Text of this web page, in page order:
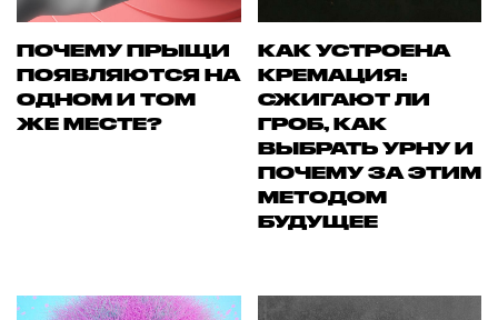
ПОЧЕМУ ПРЫЩИ
ПОЯВЛЯЮТСЯ НА
ОДНОМ И ТОМ
ЖЕ МЕСТЕ?
КАК УСТРОЕНА
КРЕМАЦИЯ:
СЖИГАЮТ ЛИ
ГРОБ, КАК
ВЫБРАТЬ УРНУ И
ПОЧЕМУ ЗА ЭТИМ
МЕТОДОМ
БУДУЩЕЕ